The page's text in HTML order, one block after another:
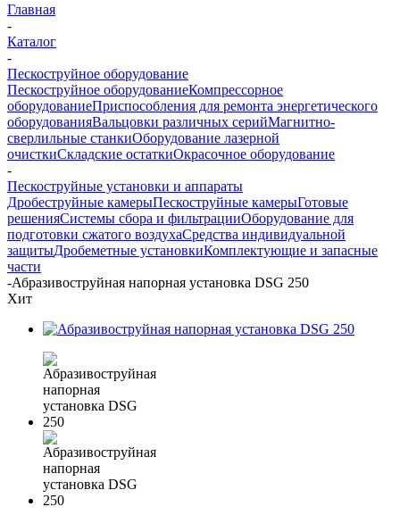
Главная
-
Каталог
-
Пескоструйное оборудование
Пескоструйное оборудованиеКомпрессорное
оборудованиеПриспособления для ремонта энергетического
оборудованияВальцовки различных серийМагнитно-
сверлильные станкиОборудование лазерной
очисткиСкладские остаткиОкрасочное оборудование
-
Пескоструйные установки и аппараты
Дробеструйные камерыПескоструйные камерыГотовые
решенияСистемы сбора и фильтрацииОборудование для
подготовки сжатого воздухаСредства индивидуальной
защитыДробеметные установкиКомплектующие и запасные
части
-Абразивоструйная напорная установка DSG 250
Хит